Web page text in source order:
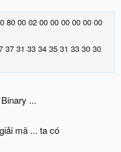
80 00 02 00 00 00 00 00 00
37 31 33 34 35 31 33 30 30
...
mã ... ta có